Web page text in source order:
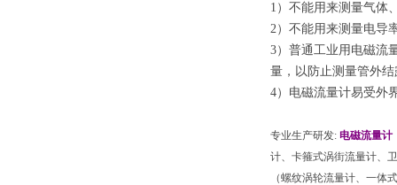
1）不能用来测量气体
2）不能用来测量电导
3）普通工业用电磁流
量，以防止测量管外
4）电磁流量计易受外
专业生产研发: 电磁流量计
计、卡箍式涡街流量计、
（螺纹涡轮流量计、一体